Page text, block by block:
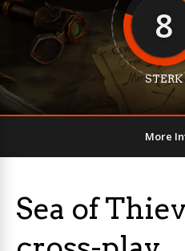
8
STERK
More
Sea of